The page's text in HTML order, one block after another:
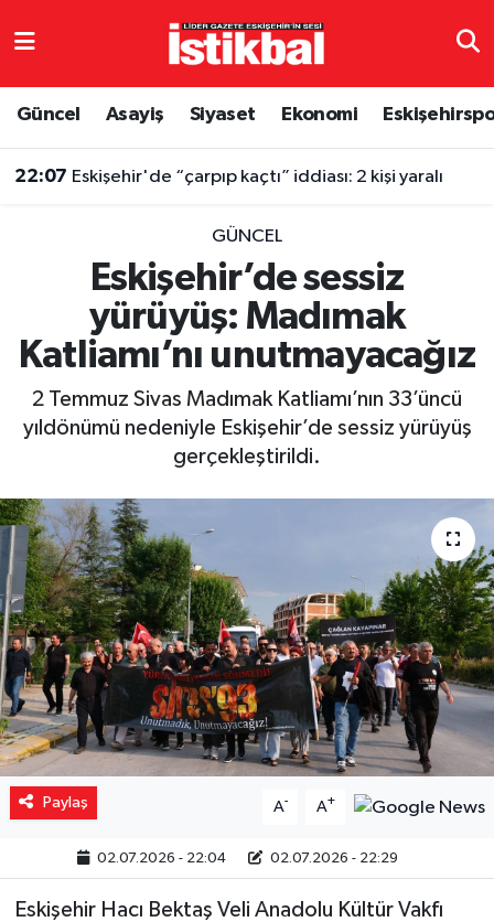
Güncel Asayiş Siyaset Ekonomi
22:07 Eskişehir'de “çarpıp kaçtı” iddiası: 2 kişi yaralı
GÜNCEL
Eskişehir’de sessiz
yürüyüş: Madımak
Katliamı’nı unutmayacağız
2 Temmuz Sivas Madımak Katliamı’nın 33’üncü
yıldönümü nedeniyle Eskişehir’de sessiz yürüyüş
gerçekleştirildi.
Paylaş A- A+
02.07.2026 - 22:04 02.07.2026 - 22:29
Eskişehir Hacı Bektaş Veli Anadolu Kültür Vakfı
Eskişehirspor
Spor
Eğitim
Ekonomi
Yaşam
Resmi ilanlar
Eskişehir Nöbetçi Eczaneler
TFF 3.Lig 4.Grup Puan Durumu ve Fikstür
Tüm Manşetler
Son Dakika Haberleri